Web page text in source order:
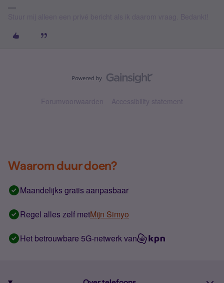
Forumvoorwaarden Accessibility statement
Waarom duur doen?
Maandelijks gratis aanpasbaar
Regel alles zelf metMijn Simyo
Het betrouwbare 5G-netwerk van